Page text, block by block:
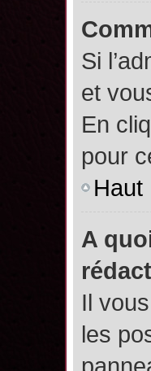
Si
et
En
pour
Haut
A
Il
les